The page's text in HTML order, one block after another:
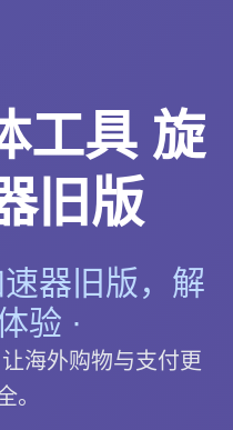
工具 旋
旧版
器旧版，解
验 ·
海外购物与支付更
。